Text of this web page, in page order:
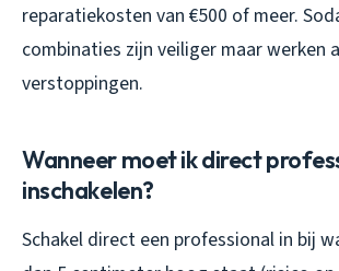
reparatiekosten van €500 of meer.
combinaties zijn veiliger maar werken
verstoppingen.
Wanneer moet ik direct
inschakelen?
Schakel direct een professional in bij